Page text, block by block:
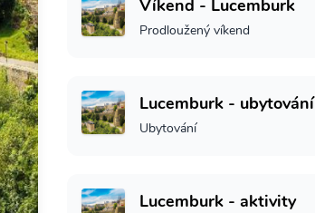
Víkend - Lucemburk
Prodloužený víkend
Lucemburk - ubytování
Ubytování
Lucemburk - aktivity